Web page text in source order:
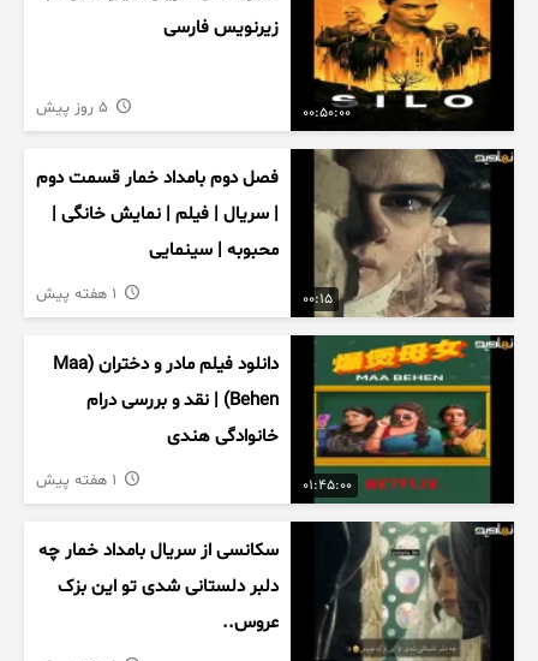
00:50:00
زیرنویس فارسی
00:15
فصل دوم بامداد خمار قسمت دوم
| سریال | فیلم | نمایش خانگی |
محبوبه | سینمایی
01:45:00
دانلود فیلم مادر و دختران (Maa
Behen) | نقد و بررسی درام
خانوادگی هندی
سکانسی از سریال بامداد خمار چه
دلبر دلستانی شدی تو این بزک
عروس..